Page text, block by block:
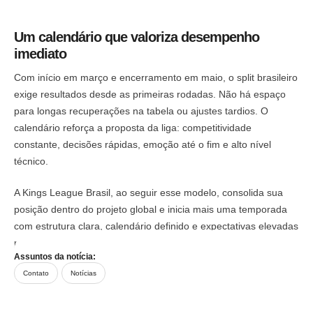
Um calendário que valoriza desempenho
imediato
Com início em março e encerramento em maio, o split brasileiro
exige resultados desde as primeiras rodadas. Não há espaço
para longas recuperações na tabela ou ajustes tardios. O
calendário reforça a proposta da liga: competitividade
constante, decisões rápidas, emoção até o fim e alto nível
técnico.
A Kings League Brasil, ao seguir esse modelo, consolida sua
posição dentro do projeto global e inicia mais uma temporada
com estrutura clara, calendário definido e expectativas elevadas
para clubes, atletas e torcedores.
Assuntos da notícia:
Contato Notícias